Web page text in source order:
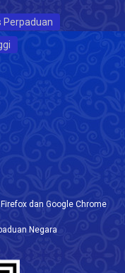
Perpaduan
dan Google Chrome
Negara